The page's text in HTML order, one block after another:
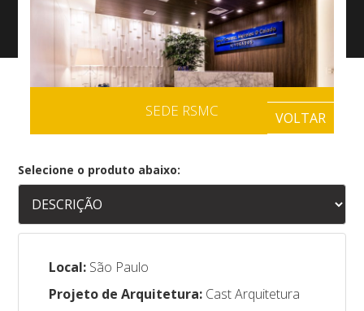
SEDE RSMC VOLTAR
Selecione o produto abaixo:
Local: São Paulo
Projeto de Arquitetura: Cast Arquitetura